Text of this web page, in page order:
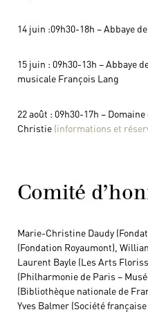
14 juin :09h30-18h – Abbaye
15 juin : 09h30-13h – Abbaye
musicale François Lang
22 août : 09h30-17h –
Christie (informations et
Comité
Marie-Christine Daudy
(Fondation Royaumont),
Laurent Bayle (Les Arts
(Philharmonie de Paris –
(Bibliothèque nationale de
Yves Balmer (Société